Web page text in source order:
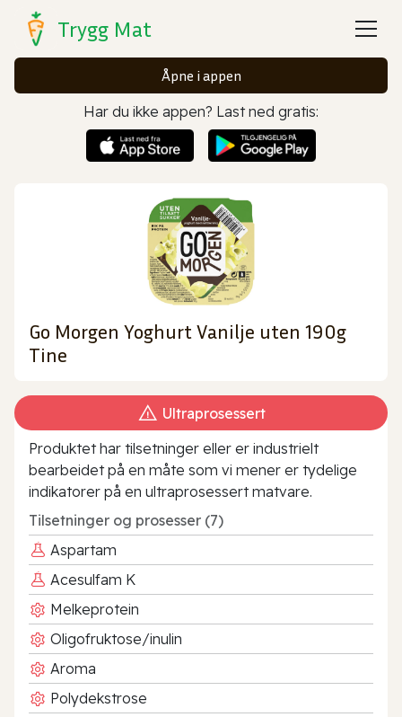
Trygg Mat
Åpne i appen
Har du ikke appen? Last ned gratis:
Go Morgen Yoghurt Vanilje uten 190g
Tine
Ultraprosessert
Produktet har tilsetninger eller er industrielt
bearbeidet på en måte som vi mener er tydelige
indikatorer på en ultraprosessert matvare.
Tilsetninger og prosesser (7)
Aspartam
Acesulfam K
Melkeprotein
Oligofruktose/inulin
Aroma
Polydekstrose